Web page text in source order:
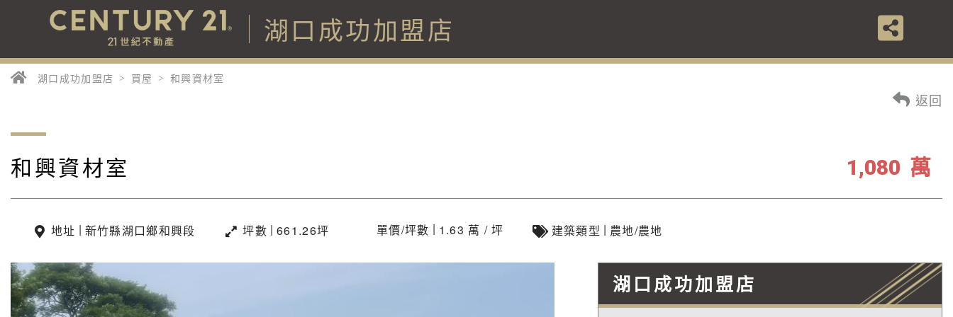
湖口成功加盟店
湖口成功加盟店 買屋 和興資材室
返回
和興資材室 1,080 萬
地址 | 新竹縣湖口鄉和興段 坪數 | 661.26坪 單價/坪數 | 1.63 萬 / 坪 建築類型 | 農地/農地
湖口成功加盟店